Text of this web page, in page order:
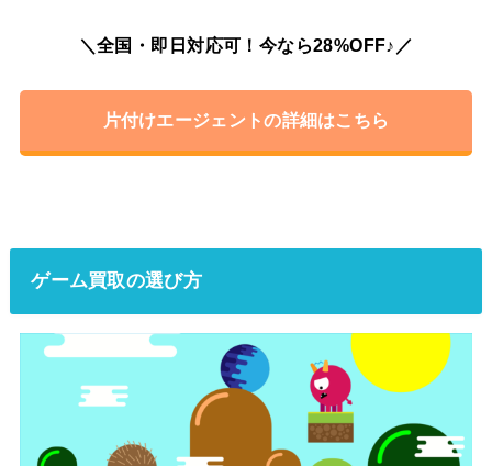
＼全国・即日対応可！今なら28%OFF♪／
片付けエージェントの詳細はこちら
ゲーム買取の選び方